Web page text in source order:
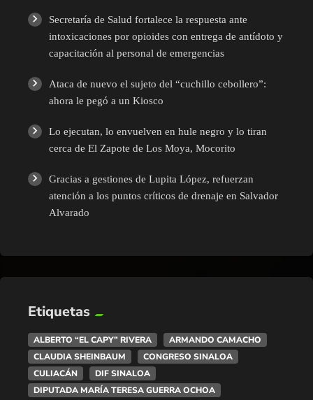
Secretaría de Salud fortalece la respuesta ante
intoxicaciones por opioides con entrega de antídoto y
capacitación al personal de emergencias
Ataca de nuevo el sujeto del “cuchillo cebollero”:
ahora le pegó a un Kiosco
Lo ejecutan, lo envuelven en hule negro y lo tiran
cerca de El Zapote de Los Moya, Mocorito
Gracias a gestiones de Lupita López, refuerzan
atención a los puntos críticos de drenaje en Salvador
Alvarado
Etiquetas
ALBERTO “EL CAPY” RIVERA
ARMANDO CAMACHO
CLAUDIA SHEINBAUM
CONGRESO SINALOA
CULIACÁN
DIF SINALOA
DIPUTADA MARÍA TERESA GUERRA OCHOA